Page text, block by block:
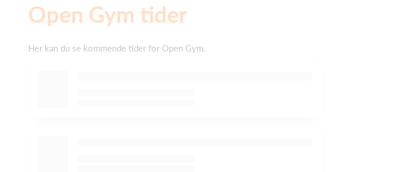
Open Gym tider
Her kan du se kommende tider for Open Gym.